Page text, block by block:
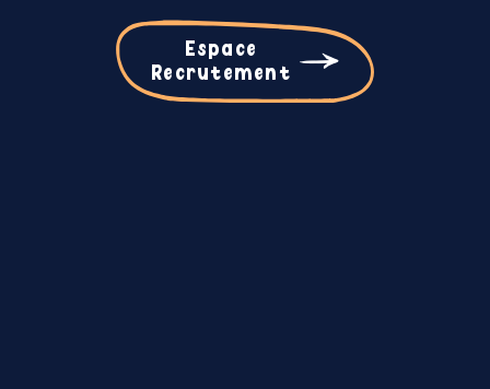
Espace
Recrutement